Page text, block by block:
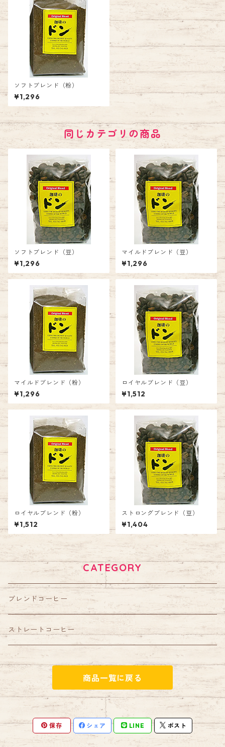
ソフトブレンド（粉）
¥1,296
同じカテゴリの商品
ソフトブレンド（豆）
¥1,296
マイルドブレンド（豆）
¥1,296
マイルドブレンド（粉）
¥1,296
ロイヤルブレンド（豆）
¥1,512
ロイヤルブレンド（粉）
¥1,512
ストロングブレンド（豆）
¥1,404
CATEGORY
ブレンドコーヒー
ストレートコーヒー
商品一覧に戻る
保存 シェア LINE ポスト